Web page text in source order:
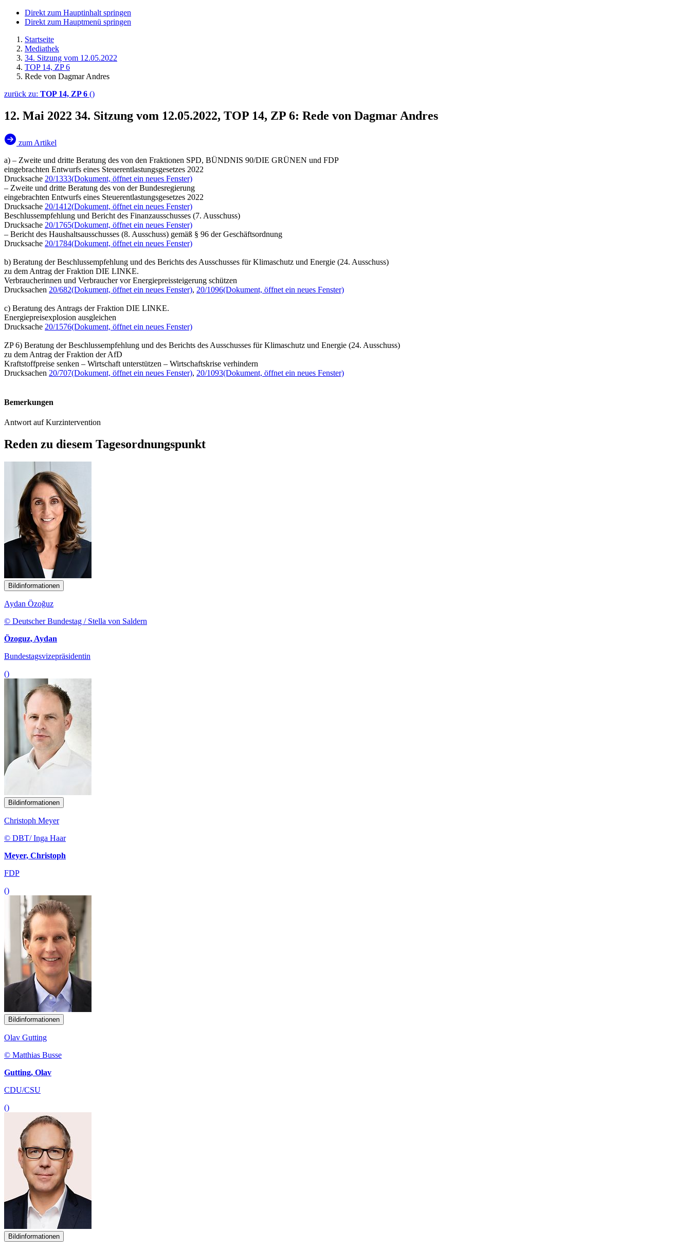
Direkt zum Hauptinhalt springen
Direkt zum Hauptmenü springen
Startseite
Mediathek
34. Sitzung vom 12.05.2022
TOP 14, ZP 6
Rede von Dagmar Andres
zurück zu: TOP 14, ZP 6 ()
12. Mai 2022 34. Sitzung vom 12.05.2022, TOP 14, ZP 6: Rede von Dagmar Andres
zum Artikel
a) – Zweite und dritte Beratung des von den Fraktionen SPD, BÜNDNIS 90/DIE GRÜNEN und FDP
eingebrachten Entwurfs eines Steuerentlastungsgesetzes 2022
Drucksache 20/1333(Dokument, öffnet ein neues Fenster)
– Zweite und dritte Beratung des von der Bundesregierung
eingebrachten Entwurfs eines Steuerentlastungsgesetzes 2022
Drucksache 20/1412(Dokument, öffnet ein neues Fenster)
Beschlussempfehlung und Bericht des Finanzausschusses (7. Ausschuss)
Drucksache 20/1765(Dokument, öffnet ein neues Fenster)
– Bericht des Haushaltsausschusses (8. Ausschuss) gemäß § 96 der Geschäftsordnung
Drucksache 20/1784(Dokument, öffnet ein neues Fenster)
b) Beratung der Beschlussempfehlung und des Berichts des Ausschusses für Klimaschutz und Energie (24. Ausschuss)
zu dem Antrag der Fraktion DIE LINKE.
Verbraucherinnen und Verbraucher vor Energiepreissteigerung schützen
Drucksachen 20/682(Dokument, öffnet ein neues Fenster), 20/1096(Dokument, öffnet ein neues Fenster)
c) Beratung des Antrags der Fraktion DIE LINKE.
Energiepreisexplosion ausgleichen
Drucksache 20/1576(Dokument, öffnet ein neues Fenster)
ZP 6) Beratung der Beschlussempfehlung und des Berichts des Ausschusses für Klimaschutz und Energie (24. Ausschuss)
zu dem Antrag der Fraktion der AfD
Kraftstoffpreise senken – Wirtschaft unterstützen – Wirtschaftskrise verhindern
Drucksachen 20/707(Dokument, öffnet ein neues Fenster), 20/1093(Dokument, öffnet ein neues Fenster)
Bemerkungen
Antwort auf Kurzintervention
Reden zu diesem Tagesordnungspunkt
Bildinformationen
Aydan Özoğuz
© Deutscher Bundestag / Stella von Saldern
Özoguz, Aydan
Bundestagsvizepräsidentin
()
Bildinformationen
Christoph Meyer
© DBT/ Inga Haar
Meyer, Christoph
FDP
()
Bildinformationen
Olav Gutting
© Matthias Busse
Gutting, Olav
CDU/CSU
()
Bildinformationen